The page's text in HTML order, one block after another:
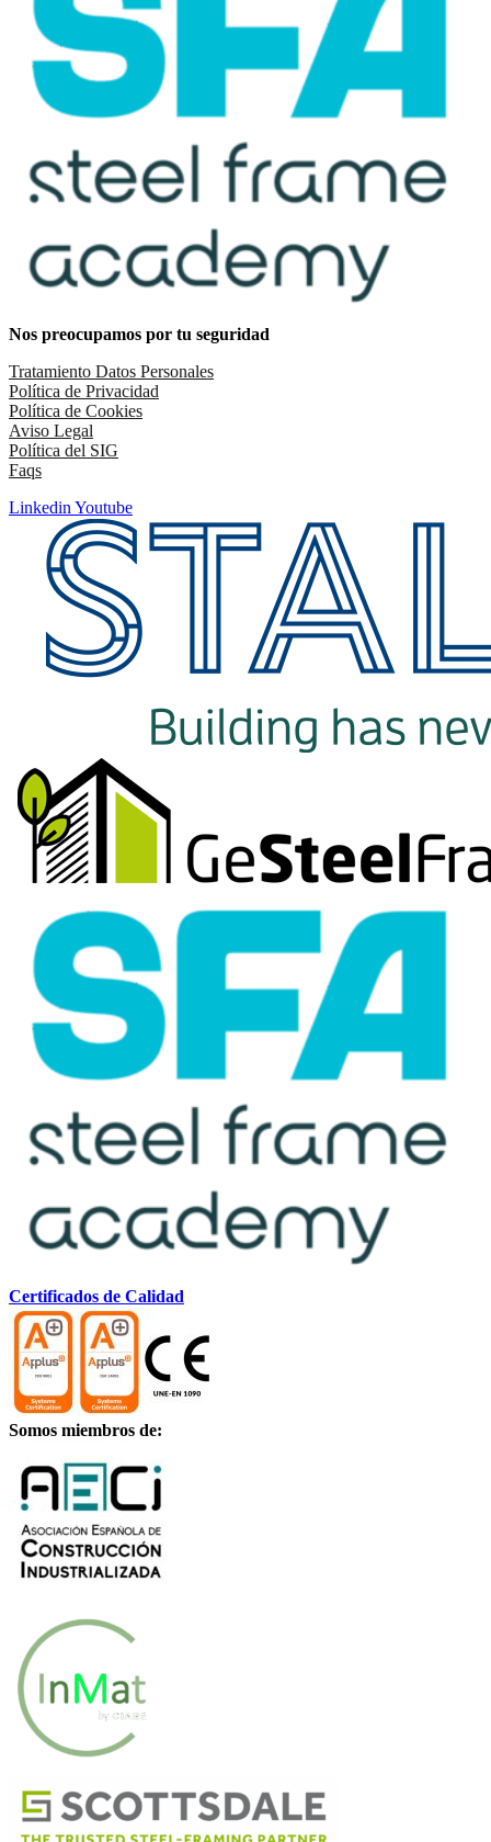
Nos preocupamos por tu seguridad
Tratamiento Datos Personales
Política de Privacidad
Política de Cookies
Aviso Legal
Política del SIG
Faqs
Linkedin Youtube
Certificados de Calidad
Somos miembros de: